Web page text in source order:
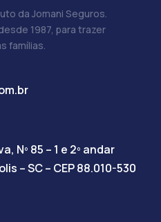
da Jomani Seguros.
1987, para trazer
famílias.
Nº 85 – 1 e 2º andar
– SC – CEP 88.010-530